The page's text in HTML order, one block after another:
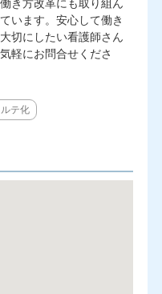
き方改革にも取り組ん
います。安心して働き
切にしたい看護師さん
軽にお問合せくださ
テ化